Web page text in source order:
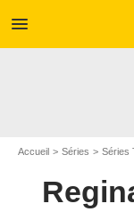
menu
Accueil Séries Séries